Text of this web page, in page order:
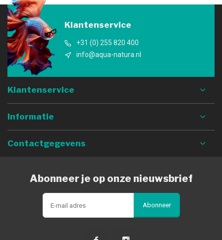
Klantenservice
+31 (0) 255 820 400
info@aqua-natura.nl
Klantenservice
Informatie
Contactgegevens
Abonneer je op onze nieuwsbrief
Abonneer